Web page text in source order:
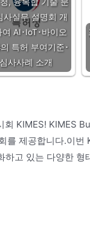
사실무 설명회 개
여 AI･IoT･바이오
특허 부여기준･
심사사례 소개
KIMES! KIMES
를 제공합니다.이
고 있는 다양한